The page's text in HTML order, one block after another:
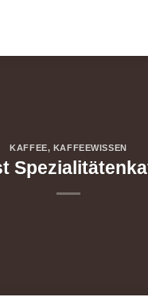
KAFFEE, KAFFEEWISSEN